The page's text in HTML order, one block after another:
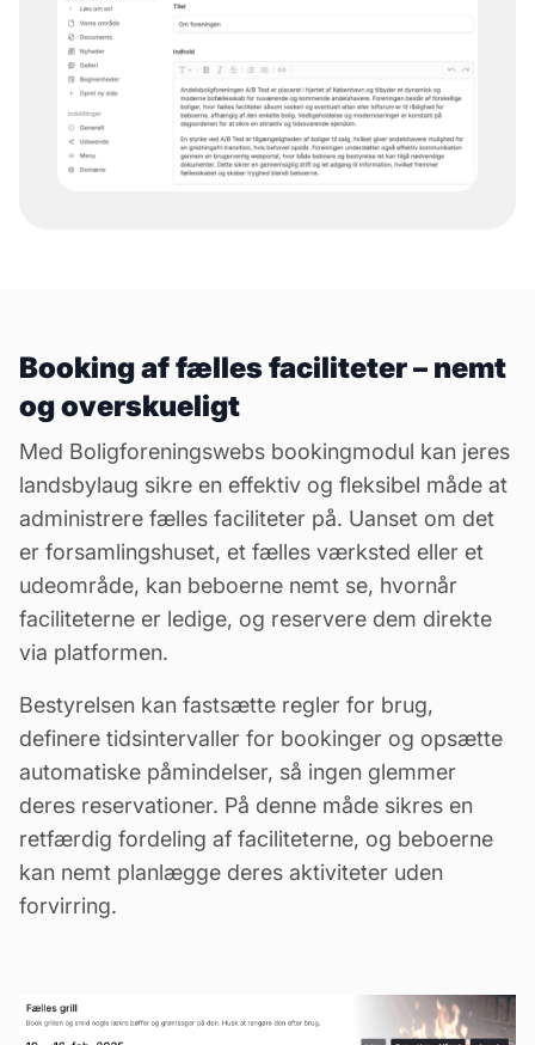
Booking af fælles faciliteter – nemt
og overskueligt
Med Boligforeningswebs bookingmodul kan jeres
landsbylaug sikre en effektiv og fleksibel måde at
administrere fælles faciliteter på. Uanset om det
er forsamlingshuset, et fælles værksted eller et
udeområde, kan beboerne nemt se, hvornår
faciliteterne er ledige, og reservere dem direkte
via platformen.
Bestyrelsen kan fastsætte regler for brug,
definere tidsintervaller for bookinger og opsætte
automatiske påmindelser, så ingen glemmer
deres reservationer. På denne måde sikres en
retfærdig fordeling af faciliteterne, og beboerne
kan nemt planlægge deres aktiviteter uden
forvirring.